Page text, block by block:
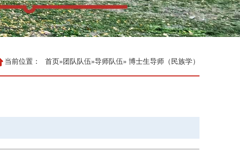
当前位置： 首页»团队队伍»导师队伍» 博士生导师（民族学）